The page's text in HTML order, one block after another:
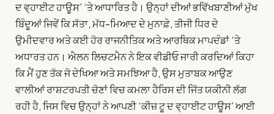
ਦ ਵ੍ਹਾਈਟ ਹਾਊਸ’ ‘ਤੇ ਆਧਾਰਿਤ ਹੈ। ਉਨ੍ਹਾਂ ਦੀਆਂ ਭਵਿੱਖਬਾਣੀਆਂ ਮੁੱਖ
ਬਿੰਦੂਆਂ ਜਿਵੇਂ ਕਿ ਸੱਤਾ, ਮੱਧ-ਮਿਆਦ ਦੇ ਮੁਨਾਫ਼ੇ, ਤੀਜੀ ਧਿਰ ਦੇ
ਉਮੀਦਵਾਰ ਅਤੇ ਕਈ ਹੋਰ ਰਾਜਨੀਤਿਕ ਅਤੇ ਆਰਥਿਕ ਮਾਪਦੰਡਾਂ ‘ਤੇ
ਅਧਾਰਤ ਹਨ। ਐਲਨ ਲਿਚਟਮੈਨ ਨੇ ਇਕ ਵੀਡੀਓ ਜਾਰੀ ਕਰਦਿਆਂ ਕਿਹਾ
ਕਿ ਮੈਂ ਹੁਣ ਤੱਕ ਜੋ ਦੇਖਿਆ ਅਤੇ ਸਮਝਿਆ ਹੈ, ਉਸ ਮੁਤਾਬਕ ਆਉਣ
ਵਾਲੀਆਂ ਰਾਸ਼ਟਰਪਤੀ ਚੋਣਾਂ ਵਿਚ ਕਮਲਾ ਹੈਰਿਸ ਦੀ ਜਿੱਤ ਯਕੀਨੀ ਲੱਗ
ਰਹੀ ਹੈ, ਜਿਸ ਵਿਚ ਉਨ੍ਹਾਂ ਨੇ ਆਪਣੀ ‘ਕੀਜ਼ ਟੂ ਦ ਵ੍ਹਾਈਟ ਹਾਊਸ’ ਆਈ